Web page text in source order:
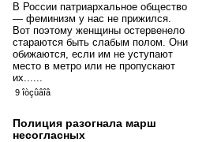
В России патриархальное общество
— феминизм у нас не прижился.
Вот поэтому женщины остервенело
стараются быть слабым полом. Они
обижаются, если им не уступают
место в метро или не пропускают
их......
9 îòçûâîâ
Полиция разогнала марш
несогласных